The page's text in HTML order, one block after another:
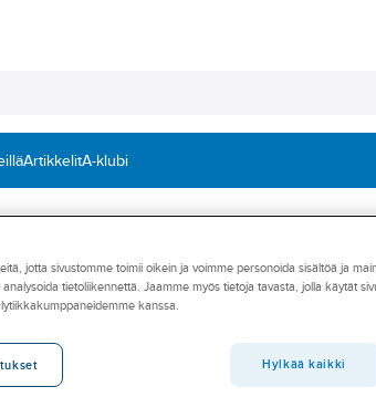
ArtikkelitA-klubi
SEJO
Tuotenumero
Toimittajan
jotta sivustomme toimii oikein ja voimme personoida sisältöä ja
tietoliikennettä. Jaamme myös tietoja tavasta, jolla käytät
kanssa.
Hylkää kaikki